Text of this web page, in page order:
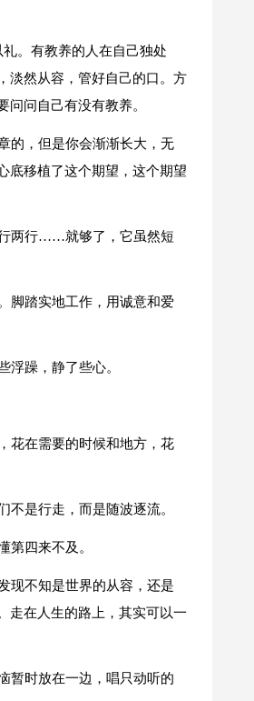
。有教养的人在自己独处
淡然从容，管好自己的口。方
问自己有没有教养。
的，但是你会渐渐长大，无
底移植了这个期望，这个期望
两行……就够了，它虽然短
脚踏实地工作，用诚意和爱
浮躁，静了些心。
花在需要的时候和地方，花
是行走，而是随波逐流。
第四来不及。
现不知是世界的从容，还是
走在人生的路上，其实可以一
暂时放在一边，唱只动听的